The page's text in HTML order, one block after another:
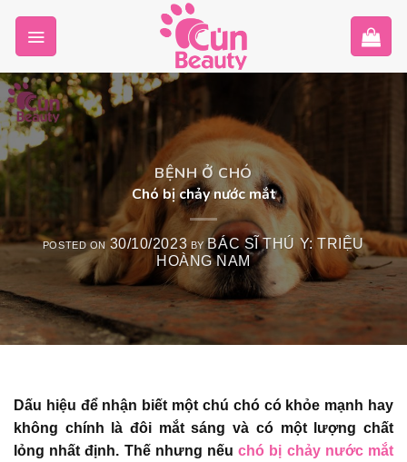
content
BỆNH Ở CHÓ
Chó bị chảy nước mắt
POSTED ON 30/10/2023 BY BÁC SĨ THÚ Y: TRIỆU
HOÀNG NAM
Dấu hiệu để nhận biết một chú chó có khỏe mạnh hay
không chính là đôi mắt sáng và có một lượng chất
lỏng nhất định. Thế nhưng nếuchó bị chảy nước mắt